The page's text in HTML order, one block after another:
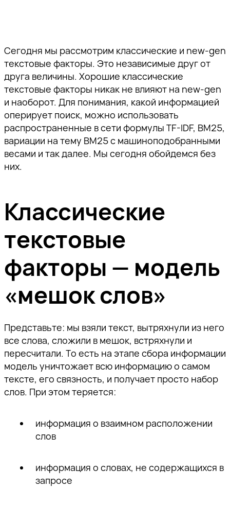
Сегодня мы рассмотрим классические и new-gen
текстовые факторы. Это независимые друг от
друга величины. Хорошие классические
текстовые факторы никак не влияют на new-gen
и наоборот. Для понимания, какой информацией
оперирует поиск, можно использовать
распространенные в сети формулы TF-IDF, ВМ25,
вариации на тему ВМ25 с машиноподобранными
весами и так далее. Мы сегодня обойдемся без
них.
Классические
текстовые
факторы — модель
«мешок слов»
Представьте: мы взяли текст, вытряхнули из него
все слова, сложили в мешок, встряхнули и
пересчитали. То есть на этапе сбора информации
модель уничтожает всю информацию о самом
тексте, его связность, и получает просто набор
слов. При этом теряется:
информация о взаимном расположении
слов
информация о словах, не содержащихся в
запросе